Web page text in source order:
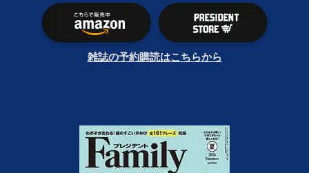
雑誌の予約購読はこちらから